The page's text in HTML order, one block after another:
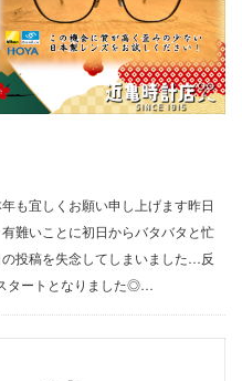
も宜しくお願い申し上げます昨日
難いことに初日からバタバタと忙
投稿を失念してしまいました…反
タートとなりました◎…